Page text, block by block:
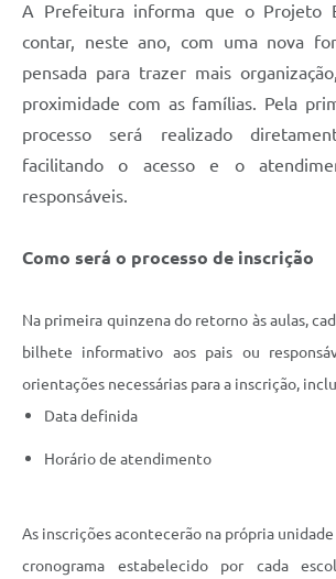
A Prefeitura informa que o Projeto
contar, neste ano, com uma nova
pensada para trazer mais
proximidade com as famílias. Pela
processo será realizado
facilitando o acesso e o
responsáveis.
Como será o processo de inscrição
Na primeira quinzena do retorno às aulas,
bilhete informativo aos pais ou
orientações necessárias para a inscrição,
Data definida
Horário de atendimento
As inscrições acontecerão na própria
cronograma estabelecido por cada